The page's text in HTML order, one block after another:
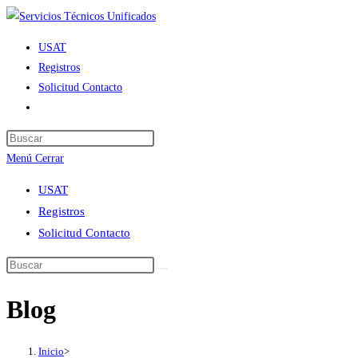
Ir
contenido
USAT
Registros
Solicitud Contacto
de
la
web
Menú Cerrar
USAT
Registros
Solicitud Contacto
Blog
Inicio>